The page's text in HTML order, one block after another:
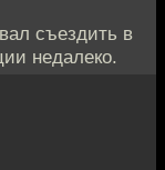
съездить в
недалеко.